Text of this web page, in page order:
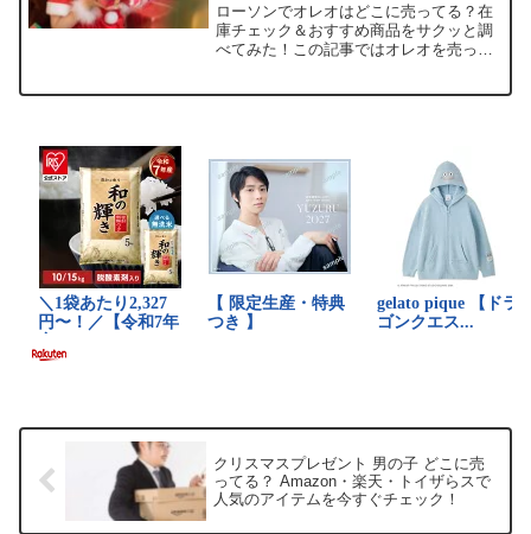
ローソンでオレオはどこに売ってる？在
庫チェック＆おすすめ商品をサクッと調
べてみた！この記事ではオレオを売って
クリスマスプレゼント 男の子 どこに売
ってる？ Amazon・楽天・トイザらスで
人気のアイテムを今すぐチェック！